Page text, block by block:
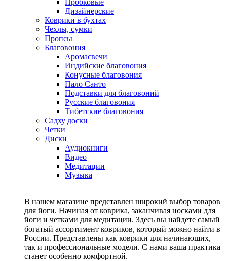
Пробковые
Дизайнерские
Коврики в бухтах
Чехлы, сумки
Пропсы
Благовония
Аромасвечи
Индийские благовония
Конусные благовония
Пало Санто
Подставки для благовоний
Русские благовония
Тибетские благовония
Садху доски
Четки
Диски
Аудиокниги
Видео
Медитации
Музыка
В нашем магазине представлен широкий выбор товаров
для йоги. Начиная от коврика, заканчивая носками для
йоги и четками для медитации. Здесь вы найдете самый
богатый ассортимент ковриков, который можно найти в
России. Представлены как коврики для начинающих,
так и профессиональные модели. С нами ваша практика
станет особенно комфортной.